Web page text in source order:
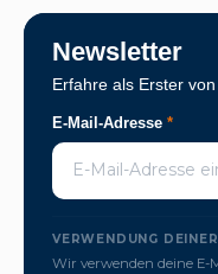
Newsletter
Erfahre als Erster
E-Mail-Adresse *
VERWENDUNG
Wir verwenden deine E-